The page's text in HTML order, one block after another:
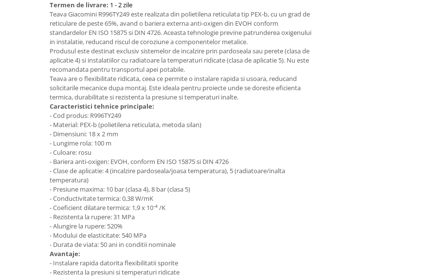
Aparate de tuns & ras
Cantare corporale
Mobilier pentru baie
Dulapuri baie
Mobilier baie
Accesorii baie
Cuiere si suporturi prosoape
Rafturi si depozitare
Accesorii cada
Accesorii lavoare
Cosuri de rufe
Termen de livrare: 1 - 2 zile
Teava Giacomini R996TY249 este realizata din polietilena reticulata tip PEX-b, cu un grad de
reticulare de peste 65%, avand o bariera externa anti-oxigen din EVOH conform
standardelor EN ISO 15875 si DIN 4726. Aceasta tehnologie previne patrunderea oxigenului
in instalatie, reducand riscul de coroziune a componentelor metalice.
Produsul este destinat exclusiv sistemelor de incalzire prin pardoseala sau perete (clasa de
aplicatie 4) si instalatiilor cu radiatoare la temperaturi ridicate (clasa de aplicatie 5). Nu este
recomandata pentru transportul apei potabile.
Teava are o flexibilitate ridicata, ceea ce permite o instalare rapida si usoara, reducand
solicitarile mecanice dupa montaj. Este ideala pentru proiecte unde se doreste eficienta
termica, durabilitate si rezistenta la presiune si temperaturi inalte.
Caracteristici tehnice principale:
- Cod produs: R996TY249
- Material: PEX-b (polietilena reticulata, metoda silan)
- Dimensiuni: 18 x 2 mm
- Lungime rola: 100 m
- Culoare: rosu
- Bariera anti-oxigen: EVOH, conform EN ISO 15875 si DIN 4726
- Clase de aplicatie: 4 (incalzire pardoseala/joasa temperatura), 5 (radiatoare/inalta
temperatura)
- Presiune maxima: 10 bar (clasa 4), 8 bar (clasa 5)
- Conductivitate termica: 0,38 W/mK
- Coeficient dilatare termica: 1,9 x 10⁻⁴ /K
- Rezistenta la rupere: 31 MPa
- Alungire la rupere: 520%
- Modului de elasticitate: 540 MPa
- Durata de viata: 50 ani in conditii nominale
Avantaje:
- Instalare rapida datorita flexibilitatii sporite
- Rezistenta la presiuni si temperaturi ridicate